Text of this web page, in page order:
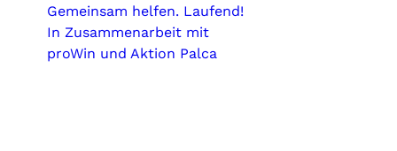
Gemeinsam helfen. Laufend!
In Zusammenarbeit mit
proWin und Aktion Palca